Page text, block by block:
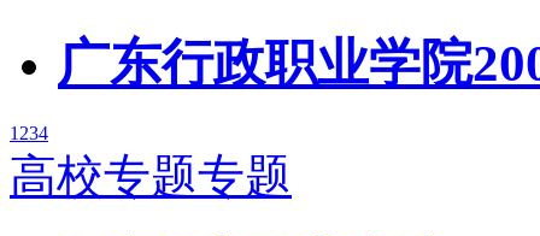
广东行政职业学院
1 234
高校专题专题